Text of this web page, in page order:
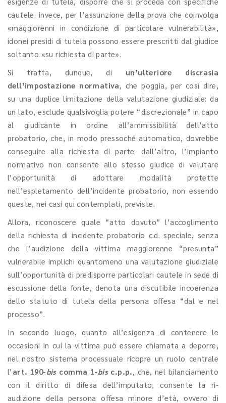
cautele; invece, per l’assunzione della prova che coinvolga
«maggiorenni in condizione di particolare vulnerabilità»,
idonei presidi di tutela possono essere prescritti dal giudice
soltanto «su richiesta di parte».
Si tratta, dunque, di un’ulteriore discrasia
dell’impostazione normativa, che poggia, per così dire,
su una duplice limitazione della valutazione giudiziale: da
un lato, esclude qualsivoglia potere “discrezionale” in capo
al giudicante in ordine all’ammissibilità dell’atto
probatorio, che, in modo pressoché automatico, dovrebbe
conseguire alla richiesta di parte; dall’altro, l’impianto
normativo non consente allo stesso giudice di valutare
l’opportunità di adottare modalità protette
nell’espletamento dell’incidente probatorio, non essendo
queste, nei casi qui contemplati, previste.
Allora, riconoscere quale “atto dovuto” l’accoglimento
della richiesta di incidente probatorio c.d. speciale, senza
che l’audizione della vittima maggiorenne “presunta”
vulnerabile implichi quantomeno una valutazione giudiziale
sull’opportunità di predisporre particolari cautele in sede di
escussione della fonte, denota una discutibile incoerenza
dello statuto di tutela della persona offesa “dal e nel
processo”.
In secondo luogo, quanto all’esigenza di contenere le
occasioni in cui la vittima può essere chiamata a deporre,
nel nostro sistema processuale ricopre un ruolo centrale
l’ art. 190-biscomma 1-bisc.p.p., che, nel bilanciamento
con il diritto di difesa dell’imputato, consente la ri-
audizione della persona offesa minore d’età, ovvero di